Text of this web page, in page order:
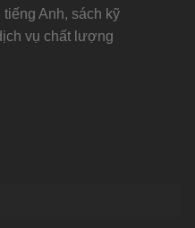
Anh, sách kỹ
vụ chất lượng